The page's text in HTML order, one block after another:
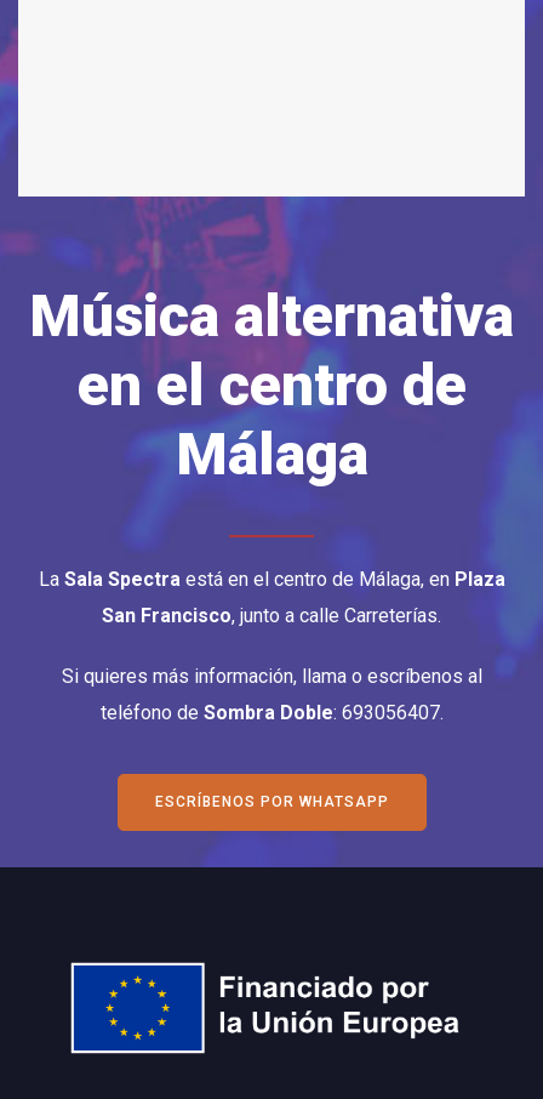
Música alternativa
en el centro de
Málaga
La Sala Spectraestá en el centro de Málaga, en Plaza
San Francisco, junto a calle Carreterías.
Si quieres más información, llama o escríbenos al
teléfono de Sombra Doble: 693056407.
ESCRÍBENOS POR WHATSAPP